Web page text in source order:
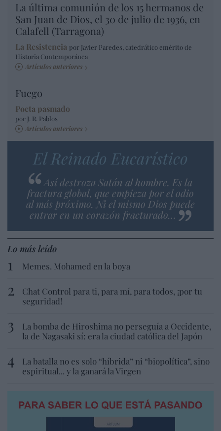
La última comunión de los 15 hermanos de
San Juan de Dios, el 30 de julio de 1936, en
Calafell (Tarragona)
La Resistencia por Javier Paredes, catedrático emérito de
Historia Contemporánea
Artículos anteriores
Fuego
Poeta pasmado
por J. R. Pablos
Artículos anteriores
El Reinado Eucarístico
Así destroza Satán al hombre. Es la
fractura global, que empieza por el odio
al más próximo. Ni el mismo Dios puede
entrar en un corazón fracturado…
Lo más leído
Memes. Mohamed en la boya
Chat Control para ti, para mí, para todos, ¡por tu
seguridad!
La bomba de Hiroshima no perseguía a Occidente,
la de Nagasaki sí: era la ciudad católica del Japón
La batalla no es solo “híbrida” ni “biopolítica”, sino
espiritual... y la ganará la Virgen